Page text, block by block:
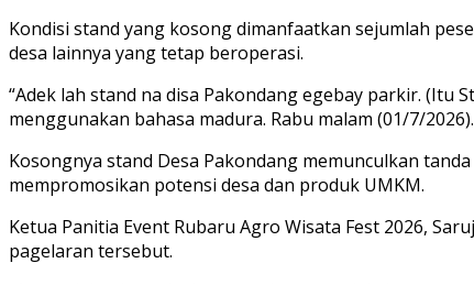
Kondisi stand yang kosong dimanfaatkan sejumlah
desa lainnya yang tetap beroperasi.
“Adek lah stand na disa Pakondang egebay parkir. (Itu
menggunakan bahasa madura. Rabu malam (01/7/2026).
Kosongnya stand Desa Pakondang memunculkan
mempromosikan potensi desa dan produk UMKM.
Ketua Panitia Event Rubaru Agro Wisata Fest 2026,
pagelaran tersebut.